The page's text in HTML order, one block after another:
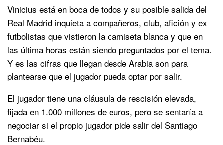
Vinicius está en boca de todos y su posible salida del
Real Madrid inquieta a compañeros, club, afición y ex
futbolistas que vistieron la camiseta blanca y que en
las última horas están siendo preguntados por el tema.
Y es las cifras que llegan desde Arabia son para
plantearse que el jugador pueda optar por salir.
El jugador tiene una cláusula de rescisión elevada,
fijada en 1.000 millones de euros, pero se sentaría a
negociar si el propio jugador pide salir del Santiago
Bernabéu.